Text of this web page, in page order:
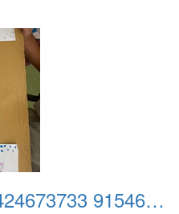
459766918 545458424673733 9154610910405422854 n